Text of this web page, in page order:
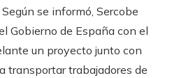
se informó, Sercobe
Gobierno de España con el
un proyecto junto con
transportar trabajadores de